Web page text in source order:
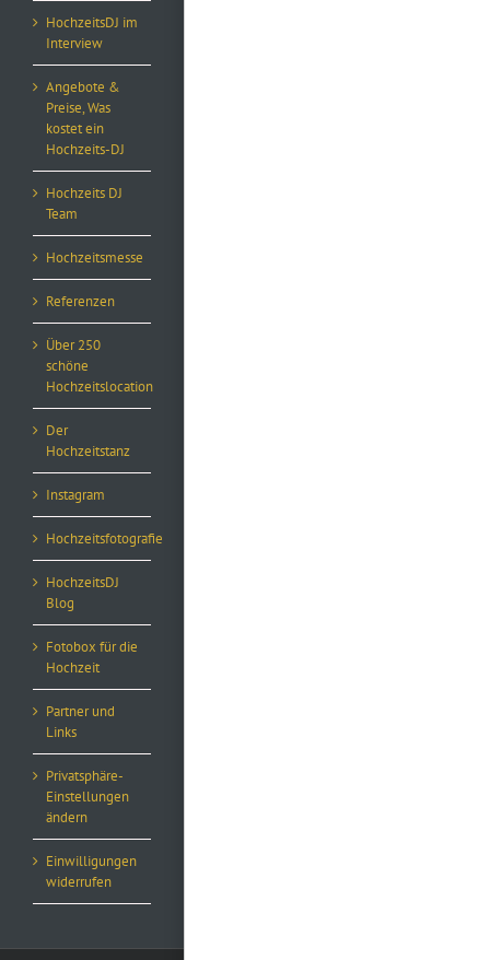
HochzeitsDJ im
Interview
Angebote &
Preise, Was
kostet ein
Hochzeits-DJ
Hochzeits DJ
Team
Hochzeitsmesse
Referenzen
Über 250
schöne
Hochzeitslocation
Der
Hochzeitstanz
Instagram
Hochzeitsfotografie
HochzeitsDJ
Blog
Fotobox für die
Hochzeit
Partner und
Links
Privatsphäre-
Einstellungen
ändern
Einwilligungen
widerrufen